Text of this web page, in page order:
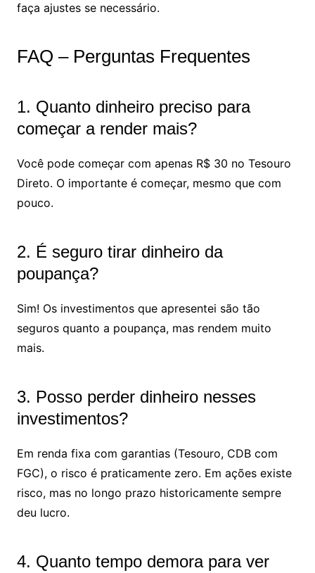
faça ajustes se necessário.
FAQ – Perguntas Frequentes
1. Quanto dinheiro preciso para
começar a render mais?
Você pode começar com apenas R$ 30 no Tesouro
Direto. O importante é começar, mesmo que com
pouco.
2. É seguro tirar dinheiro da
poupança?
Sim! Os investimentos que apresentei são tão
seguros quanto a poupança, mas rendem muito
mais.
3. Posso perder dinheiro nesses
investimentos?
Em renda fixa com garantias (Tesouro, CDB com
FGC), o risco é praticamente zero. Em ações existe
risco, mas no longo prazo historicamente sempre
deu lucro.
4. Quanto tempo demora para ver